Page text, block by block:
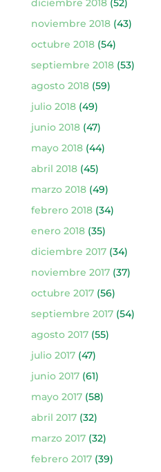
diciembre 2018(52)
noviembre 2018(43)
octubre 2018(54)
septiembre 2018(53)
agosto 2018(59)
julio 2018(49)
junio 2018(47)
mayo 2018(44)
abril 2018(45)
marzo 2018(49)
febrero 2018(34)
enero 2018(35)
diciembre 2017(34)
noviembre 2017(37)
octubre 2017(56)
septiembre 2017(54)
agosto 2017(55)
julio 2017(47)
junio 2017(61)
mayo 2017(58)
abril 2017(32)
marzo 2017(32)
febrero 2017(39)